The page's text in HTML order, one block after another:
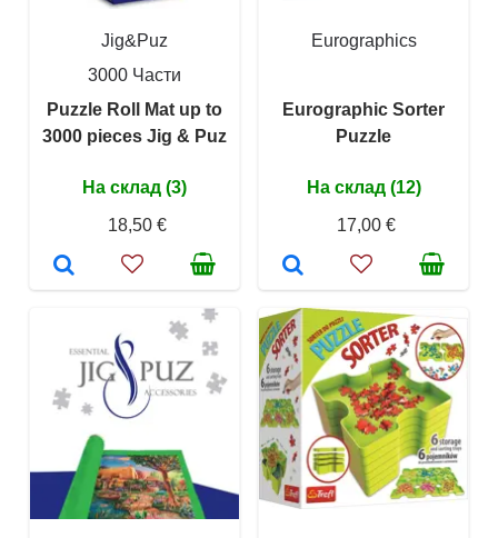
Jig&Puz
3000 Части
Puzzle Roll Mat up to
3000 pieces Jig & Puz
На склад (3)
18,50 €
Eurographics
Eurographic Sorter
Puzzle
На склад (12)
17,00 €